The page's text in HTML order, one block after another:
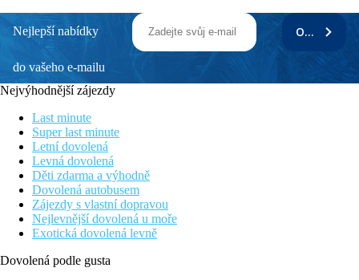
Nejlepší nabídky
do vašeho e-mailu
ODEBÍRAT
Nejvýhodnější zájezdy
Last minute
Super last minute
Letní dovolená
Levná dovolená
Děti zdarma a výhodně
Dovolená autobusem
Zájezdy s vlastní dopravou
Nejlevnější dovolená u moře
Exotická dovolená levně
Dovolená podle gusta